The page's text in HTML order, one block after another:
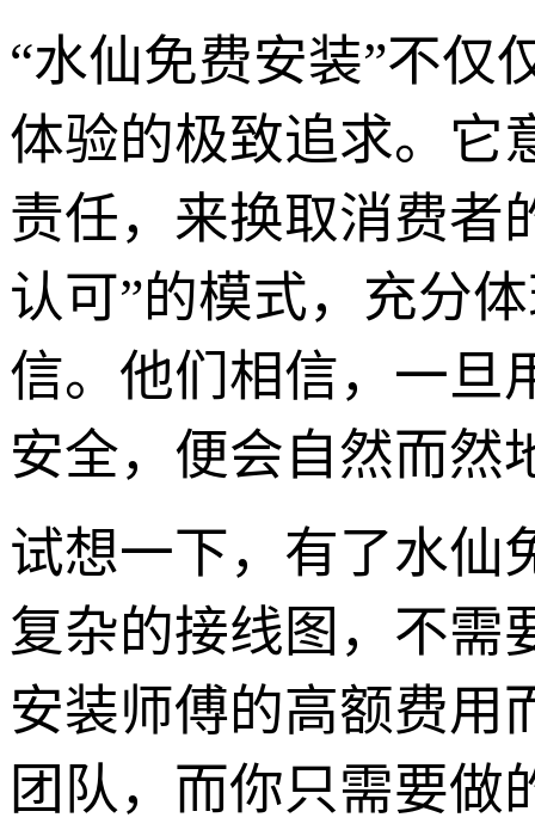
“水仙免费安装”不仅
体验的极致追求。它
责任，来换取消费者
认可”的模式，充分
信。他们相信，一旦
安全，便会自然而然
试想一下，有了水仙
复杂的接线图，不需
安装师傅的高额费用
团队，而你只需要做